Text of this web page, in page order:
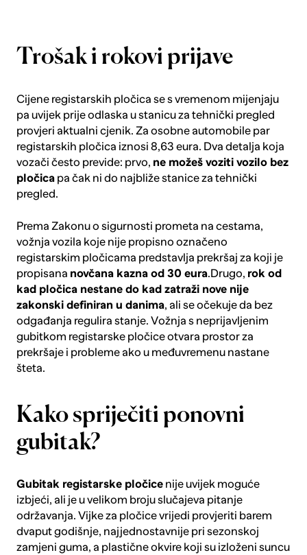
Trošak i rokovi prijave
Cijene registarskih pločica se s vremenom mijenjaju
pa uvijek prije odlaska u stanicu za tehnički pregled
provjeri aktualni cjenik. Za osobne automobile par
registarskih pločica iznosi 8,63 eura. Dva detalja koja
vozači često previde: prvo, ne možeš voziti vozilo bez
pločicapa čak ni do najbliže stanice za tehnički
pregled.
Prema Zakonu o sigurnosti prometa na cestama,
vožnja vozila koje nije propisno označeno
registarskim pločicama predstavlja prekršaj za koji je
propisana novčana kazna od 30 eura.Drugo, rok od
kad pločica nestane do kad zatraži nove nije
zakonski definiran u danima, ali se očekuje da bez
odgađanja regulira stanje. Vožnja s neprijavljenim
gubitkom registarske pločice otvara prostor za
prekršaje i probleme ako u međuvremenu nastane
šteta.
Kako spriječiti ponovni
gubitak?
Gubitak registarske pločicenije uvijek moguće
izbjeći, ali je u velikom broju slučajeva pitanje
održavanja. Vijke za pločice vrijedi provjeriti barem
dvaput godišnje, najjednostavnije pri sezonskoj
zamjeni guma, a plastične okvire koji su izloženi suncu